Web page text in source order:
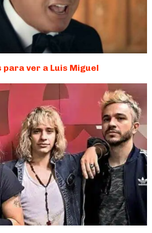
para ver a Luis Miguel